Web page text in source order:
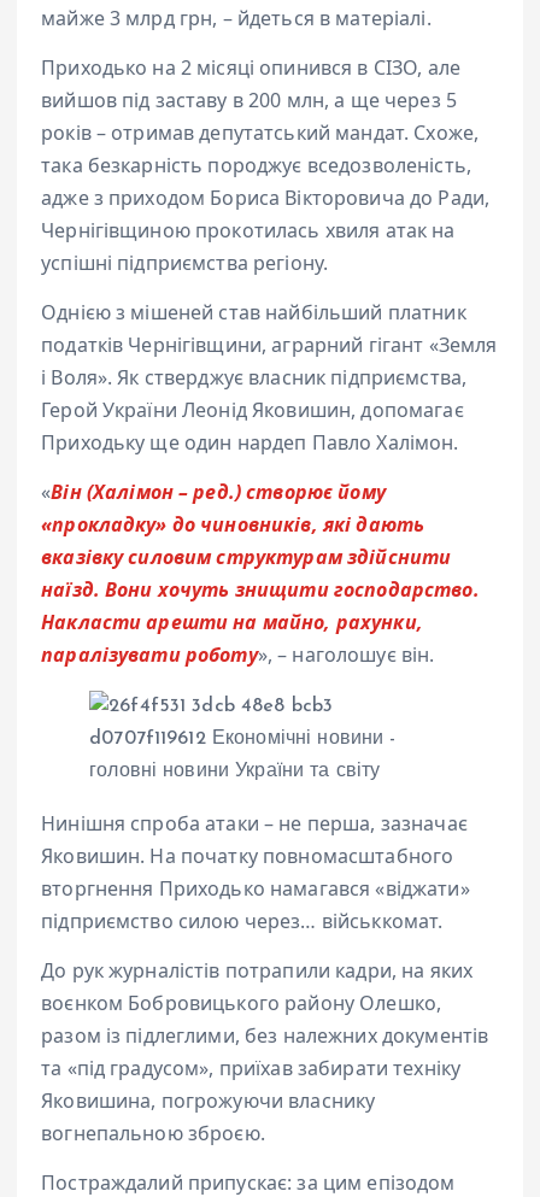
майже 3 млрд грн, – йдеться в матеріалі.
Приходько на 2 місяці опинився в СІЗО, але
вийшов під заставу в 200 млн, а ще через 5
років – отримав депутатський мандат. Схоже,
така безкарність породжує вседозволеність,
адже з приходом Бориса Вікторовича до Ради,
Чернігівщиною прокотилась хвиля атак на
успішні підприємства регіону.
Однією з мішеней став найбільший платник
податків Чернігівщини, аграрний гігант «Земля
і Воля». Як стверджує власник підприємства,
Герой України Леонід Яковишин, допомагає
Приходьку ще один нардеп Павло Халімон.
«Він (Халімон – ред.) створює йому
«прокладку» до чиновників, які дають
вказівку силовим структурам здійснити
наїзд. Вони хочуть знищити господарство.
Накласти арешти на майно, рахунки,
паралізувати роботу», – наголошує він.
Нинішня спроба атаки – не перша, зазначає
Яковишин. На початку повномасштабного
вторгнення Приходько намагався «віджати»
підприємство силою через… військкомат.
До рук журналістів потрапили кадри, на яких
воєнком Бобровицького району Олешко,
разом із підлеглими, без належних документів
та «під градусом», приїхав забирати техніку
Яковишина, погрожуючи власнику
вогнепальною зброєю.
Постраждалий припускає: за цим епізодом